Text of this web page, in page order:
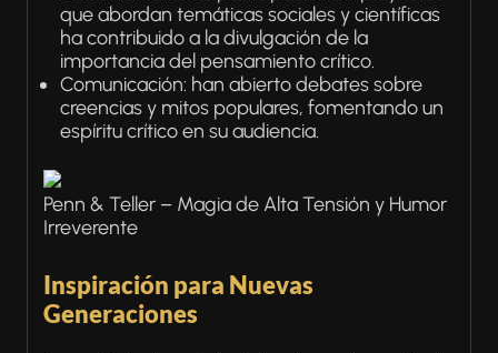
que abordan temáticas sociales y científicas
ha contribuido a la divulgación de la
importancia del pensamiento crítico.
Comunicación: han abierto debates sobre
creencias y mitos populares, fomentando un
espíritu crítico en su audiencia.
Penn & Teller – Magia de Alta Tensión y Humor
Irreverente
Inspiración para Nuevas
Generaciones